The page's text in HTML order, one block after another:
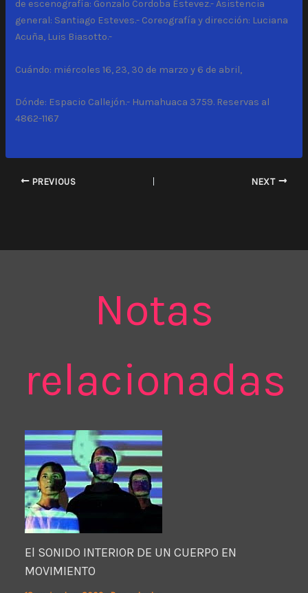
de escenografía: Gonzalo Cordoba Estevez.- Asistencia
general: Santiago Esteves.- Coreografía y dirección: Luciana
Acuña, Luis Biasotto.-
Cuándo: miércoles 16, 23, 30 de marzo y 6 de abril,
Dónde: Espacio Callejón.- Humahuaca 3759. Reservas al
4862-1167
PREVIOUS NEXT
Notas
relacionadas
El SONIDO INTERIOR DE UN CUERPO EN
MOVIMIENTO